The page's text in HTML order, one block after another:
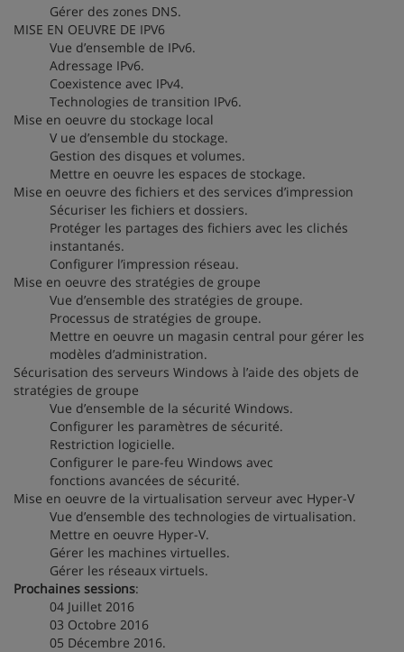
Gérer des zones DNS.
MISE EN OEUVRE DE IPV6
Vue d’ensemble de IPv6.
Adressage IPv6.
Coexistence avec IPv4.
Technologies de transition IPv6.
Mise en oeuvre du stockage local
V ue d’ensemble du stockage.
Gestion des disques et volumes.
Mettre en oeuvre les espaces de stockage.
Mise en oeuvre des fichiers et des services d’impression
Sécuriser les fichiers et dossiers.
Protéger les partages des fichiers avec les clichés
instantanés.
Configurer l’impression réseau.
Mise en oeuvre des stratégies de groupe
Vue d’ensemble des stratégies de groupe.
Processus de stratégies de groupe.
Mettre en oeuvre un magasin central pour gérer les
modèles d’administration.
Sécurisation des serveurs Windows à l’aide des objets de
stratégies de groupe
Vue d’ensemble de la sécurité Windows.
Configurer les paramètres de sécurité.
Restriction logicielle.
Configurer le pare-feu Windows avec
fonctions avancées de sécurité.
Mise en oeuvre de la virtualisation serveur avec Hyper-V
Vue d’ensemble des technologies de virtualisation.
Mettre en oeuvre Hyper-V.
Gérer les machines virtuelles.
Gérer les réseaux virtuels.
Prochaines sessions:
04 Juillet 2016
03 Octobre 2016
05 Décembre 2016.